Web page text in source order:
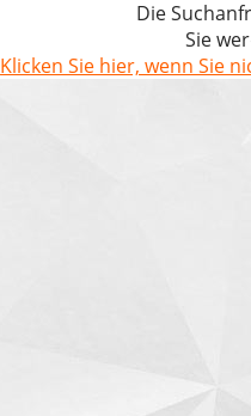
Die
Sie
Klicken Sie hier, wenn Sie